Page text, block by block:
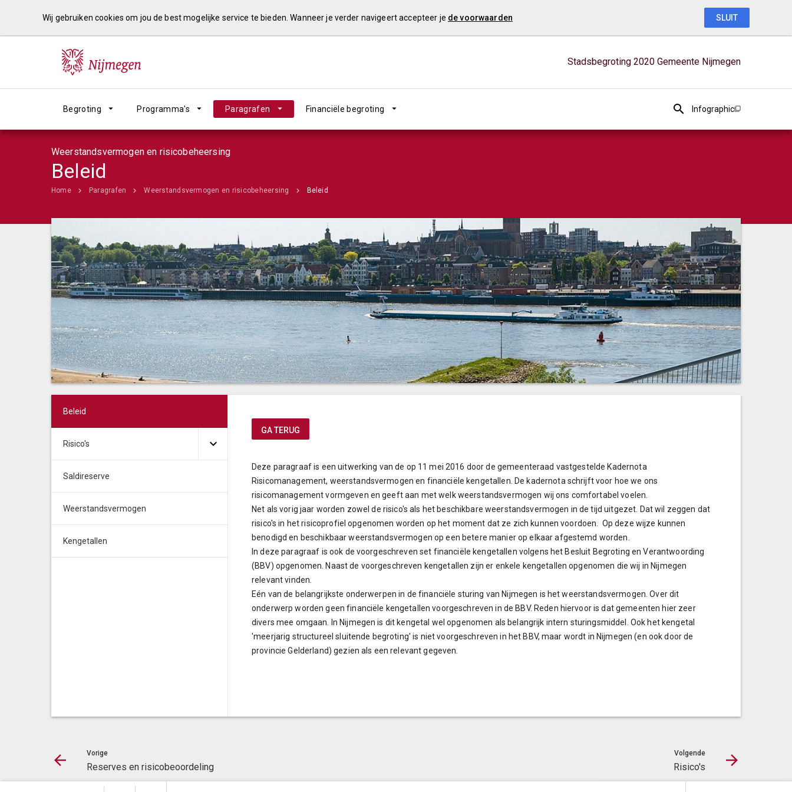
Stadsbegroting 2020 Gemeente Nijmegen
Begroting Programma's Paragrafen Financiële begroting Infographic
Weerstandsvermogen en risicobeheersing
Beleid
Home Paragrafen Weerstandsvermogen en risicobeheersing Beleid
Deze paragraaf is een uitwerking van de op 11 mei 2016 door de gemeenteraad vastgestelde Kadernota
Risicomanagement, weerstandsvermogen en financiële kengetallen. De kadernota schrijft voor hoe we ons
risicomanagement vormgeven en geeft aan met welk weerstandsvermogen wij ons comfortabel voelen.
Net als vorig jaar worden zowel de risico's als het beschikbare weerstandsvermogen in de tijd uitgezet. Dat wil zeggen dat
risico's in het risicoprofiel opgenomen worden op het moment dat ze zich kunnen voordoen. Op deze wijze kunnen
benodigd en beschikbaar weerstandsvermogen op een betere manier op elkaar afgestemd worden.
In deze paragraaf is ook de voorgeschreven set financiële kengetallen volgens het Besluit Begroting en Verantwoording
(BBV) opgenomen. Naast de voorgeschreven kengetallen zijn er enkele kengetallen opgenomen die wij in Nijmegen
relevant vinden.
Eén van de belangrijkste onderwerpen in de financiële sturing van Nijmegen is het weerstandsvermogen. Over dit
onderwerp worden geen financiële kengetallen voorgeschreven in de BBV. Reden hiervoor is dat gemeenten hier zeer
divers mee omgaan. In Nijmegen is dit kengetal wel opgenomen als belangrijk intern sturingsmiddel. Ook het kengetal
'meerjarig structureel sluitende begroting' is niet voorgeschreven in het BBV, maar wordt in Nijmegen (en ook door de
provincie Gelderland) gezien als een relevant gegeven.
Beleid
Risico's
Saldireserve
Weerstandsvermogen
Kengetallen
Vorige
Reserves en risicobeoordeling
Volgende
Risico's
GA TERUG
Wij gebruiken cookies om jou de best mogelijke service te bieden. Wanneer je verder navigeert accepteer je de voorwaarden SLUIT